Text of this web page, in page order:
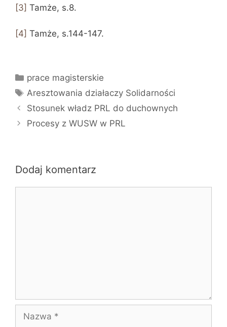
[3] Tamże, s.8.
[4] Tamże, s.144-147.
Kategorie
prace magisterskie
Tagi
Aresztowania działaczy Solidarności
Stosunek władz PRL do duchownych
Procesy z WUSW w PRL
Dodaj komentarz
Nazwa